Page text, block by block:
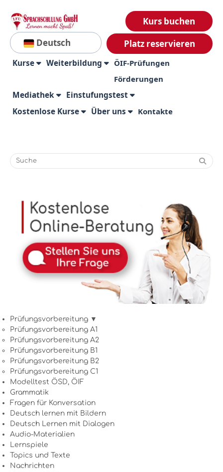
Deutsch
Kurs buchen
Platz reservieren
Kurse Weiterbildung
ÖIF-Prüfungen
Förderungen
Mediathek
Einstufungstest
Kostenlose Kurse
Über uns Kontakte
Prüfungsvorbereitung ▼
Prüfungsvorbereitung A1
Prüfungsvorbereitung A2
Prüfungsvorbereitung B1
Prüfungsvorbereitung B2
Prüfungsvorbereitung C1
Modelltest ÖSD, ÖIF
Grammatik
Fragen für Konversation
Deutsch lernen mit Bildern
Deutsch Lernen mit Dialogen
Audio-Materialien
Lernspiele
Topics und Texte
Nachrichten